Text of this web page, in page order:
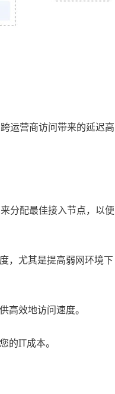
运营商访问带来的延迟高
分配最佳接入节点，以便
，尤其是提高弱网环境下
高效地访问速度。
的IT成本。